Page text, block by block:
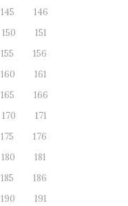
145
146
150
151
155
156
160
161
165
166
170
171
175
176
180
181
185
186
190
191